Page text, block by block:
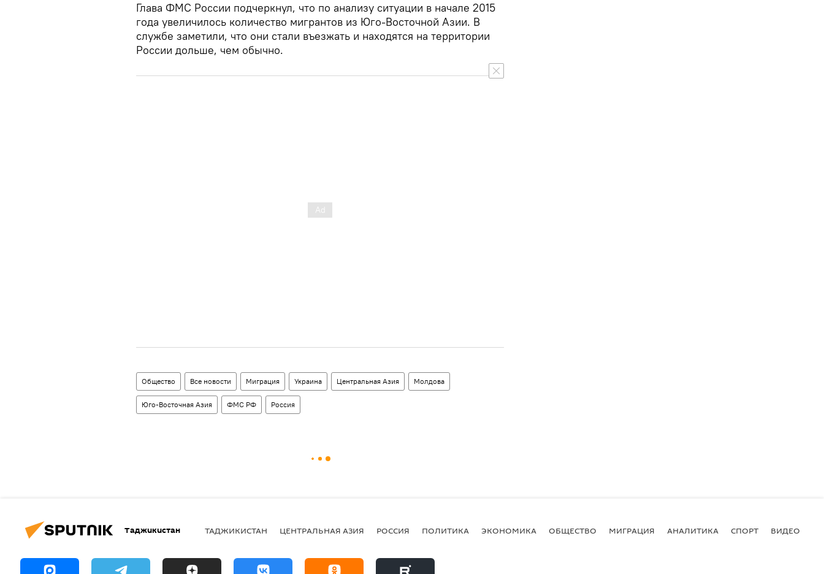
Глава ФМС России подчеркнул, что по анализу ситуации в начале 2015
года увеличилось количество мигрантов из Юго-Восточной Азии. В
службе заметили, что они стали въезжать и находятся на территории
России дольше, чем обычно.
Общество Все новости Миграция Украина Центральная Азия Молдова
Юго-Восточная Азия ФМС РФ Россия
Таджикистан ТАДЖИКИСТАН ЦЕНТРАЛЬНАЯ АЗИЯ РОССИЯ ПОЛИТИКА ЭКОНОМИКА ОБЩЕСТВО МИГРАЦИЯ АНАЛИТИКА СПОРТ ВИДЕО